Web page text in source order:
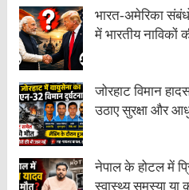
भारत-अमेरिका
में भारतीय नाविकों
जोरहाट विमान
उठाए सुरक्षा और
नेपाल के होटल में
स्वास्थ्य समस्या